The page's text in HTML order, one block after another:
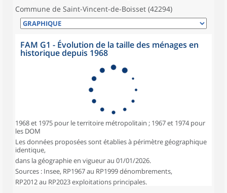
Commune de Saint-Vincent-de-Boisset (42294)
FAM G1 - Évolution de la taille des ménages en
historique depuis 1968
1968 et 1975 pour le territoire métropolitain ; 1967 et 1974 pour
les DOM
Les données proposées sont établies à périmètre géographique
identique,
dans la géographie en vigueur au 01/01/2026.
Sources : Insee, RP1967 au RP1999 dénombrements,
RP2012 au RP2023 exploitations principales.